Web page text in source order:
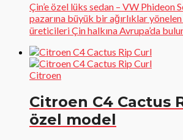
Çin’e özel lüks sedan – VW Phideon
pazarına büyük bir ağırlıklar
üreticileri Çin halkına Avrupa’da
Citroen
Citroen C4 Cactus
özel model